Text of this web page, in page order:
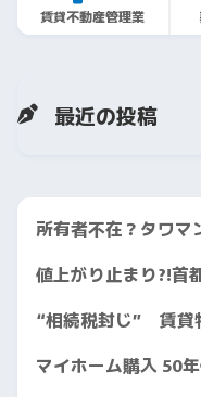
賃貸不動産管理業
最近の投稿
所有者不在？タワマ
値上がり止まり?!首
“相続税封じ” 賃貸
マイホーム購入 50